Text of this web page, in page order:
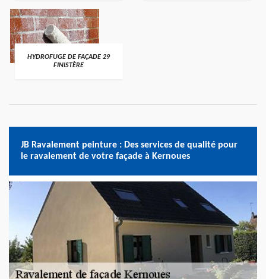
HYDROFUGE DE FAÇADE 29
FINISTÈRE
JB Ravalement peinture : Des services de qualité pour
le ravalement de votre façade à Kernoues